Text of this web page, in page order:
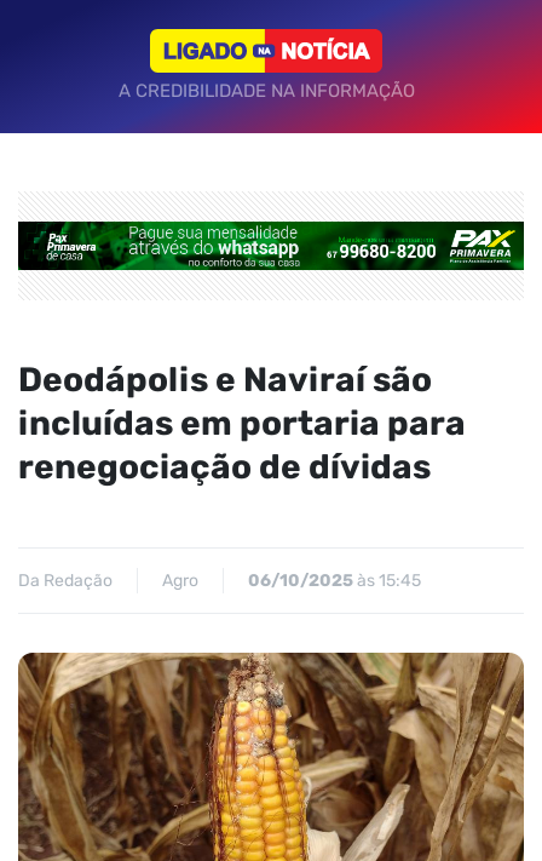
A CREDIBILIDADE NA INFORMAÇÃO
Deodápolis e Naviraí são
incluídas em portaria para
renegociação de dívidas
Da Redação Agro 06/10/2025às 15:45